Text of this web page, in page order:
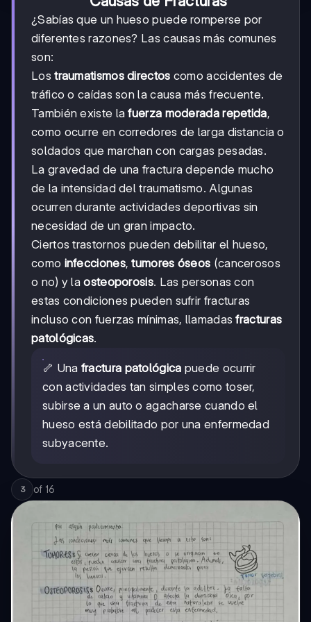
¿Sabías que un hueso puede romperse por
diferentes razones? Las causas más comunes
son:
Lostraumatismos directos como accidentes de
tráfico o caídas son la causa más frecuente.
También existe lafuerza moderada repetida,
como ocurre en corredores de larga distancia o
soldados que marchan con cargas pesadas.
La gravedad de una fractura depende mucho
de la intensidad del traumatismo. Algunas
ocurren durante actividades deportivas sin
necesidad de un gran impacto.
Ciertos trastornos pueden debilitar el hueso,
como infecciones,tumores óseos (cancerosos
o no) y laosteoporosis. Las personas con
estas condiciones pueden sufrir fracturas
incluso con fuerzas mínimas, llamadasfracturas
patológicas.
🦴 Una fractura patológica puede ocurrir
con actividades tan simples como toser,
subirse a un auto o agacharse cuando el
hueso está debilitado por una enfermedad
subyacente.
3 of 16